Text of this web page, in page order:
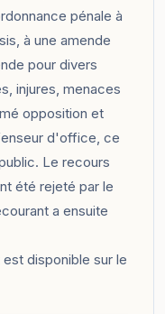
pénale à
à une amende
pour divers
injures, menaces
opposition et
d'office, ce
Le recours
été rejeté par le
a ensuite
disponible sur le